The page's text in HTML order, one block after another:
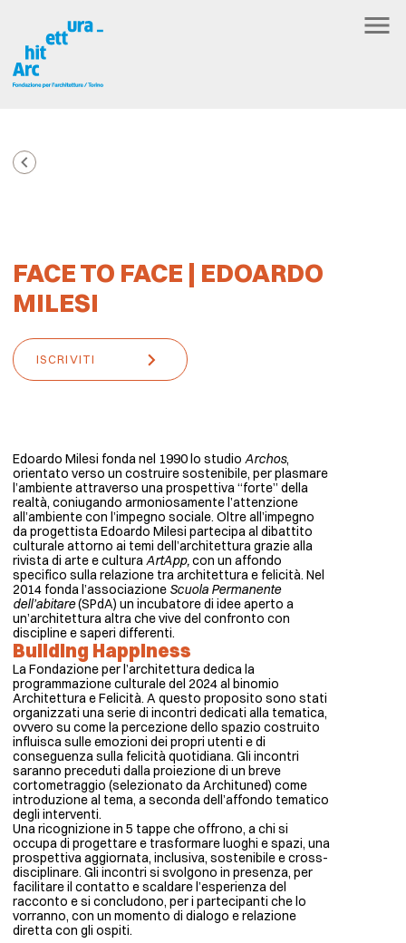
FACE TO FACE | EDOARDO
MILESI
ISCRIVITI
Edoardo Milesi fonda nel 1990 lo studio Archos,
orientato verso un costruire sostenibile, per plasmare
l’ambiente attraverso una prospettiva “forte” della
realtà, coniugando armoniosamente l’attenzione
all’ambiente con l’impegno sociale. Oltre all’impegno
da progettista Edoardo Milesi partecipa al dibattito
culturale attorno ai temi dell’architettura grazie alla
rivista di arte e culturaArtApp,con un affondo
specifico sulla relazione tra architettura e felicità. Nel
2014 fonda l’associazione Scuola Permanente
dell’abitare(SPdA) un incubatore di idee aperto a
un’architettura altra che vive del confronto con
discipline e saperi differenti.
Building Happiness
La Fondazione per l’architettura dedica la
programmazione culturale del 2024 al binomio
Architettura e Felicità. A questo proposito sono stati
organizzati una serie di incontri dedicati alla tematica,
ovvero su come la percezione dello spazio costruito
influisca sulle emozioni dei propri utenti e di
conseguenza sulla felicità quotidiana. Gli incontri
saranno preceduti dalla proiezione di un breve
cortometraggio (selezionato da Archituned) come
introduzione al tema, a seconda dell’affondo tematico
degli interventi.
Una ricognizione in 5 tappe che offrono, a chi si
occupa di progettare e trasformare luoghi e spazi, una
prospettiva aggiornata, inclusiva, sostenibile e cross-
disciplinare. Gli incontri si svolgono in presenza, per
facilitare il contatto e scaldare l’esperienza del
racconto e si concludono, per i partecipanti che lo
vorranno, con un momento di dialogo e relazione
diretta con gli ospiti.